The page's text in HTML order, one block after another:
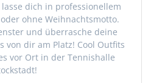
dich in professionellem
ohne Weihnachtsmotto.
und überrasche deine
von dir am Platz! Cool Outfits
vor Ort in der Tennishalle